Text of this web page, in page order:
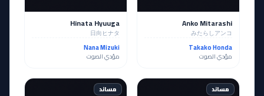
Anko Mitarashi
みたらしアンコ
Takako Honda
مؤدي الصوت
Hinata Hyuuga
日向ヒナタ
Nana Mizuki
مؤدي الصوت
مساند مساند